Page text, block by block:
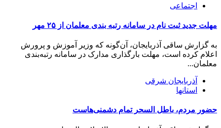
اجتماعی
مهلت جدید ثبت نام در سامانه رتبه بندی معلمان از ۲۵ مهر
به گزارش ساقی آذربایجان، آن‌گونه که وزیر آموزش‌ و پرورش
اعلام کرده است، مهلت بارگذاری مدارک در سامانه رتبه‌بندی
معلمان...
آذربایجان شرقی
استانها
حضور مردم، باطل السحر تمام دشمنی‌هاست